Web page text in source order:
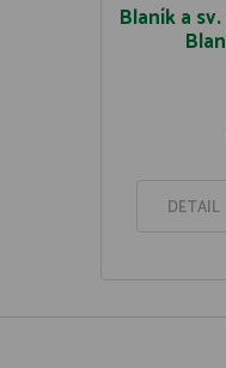
Blaník a
DETAIL